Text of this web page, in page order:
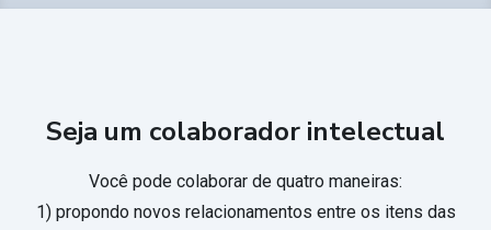
Seja um colaborador intelectual
Você pode colaborar de quatro maneiras:
1) propondo novos relacionamentos entre os itens das